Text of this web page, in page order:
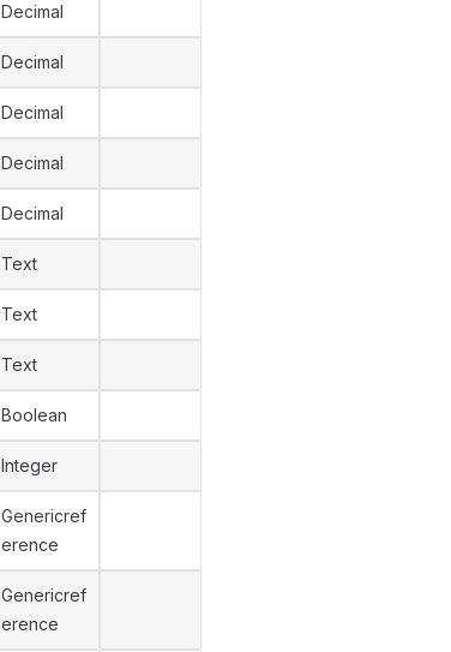
Decimal
Decimal
Decimal
Decimal
Decimal
Text
Text
Text
Boolean
Integer
Genericref
erence
Genericref
erence